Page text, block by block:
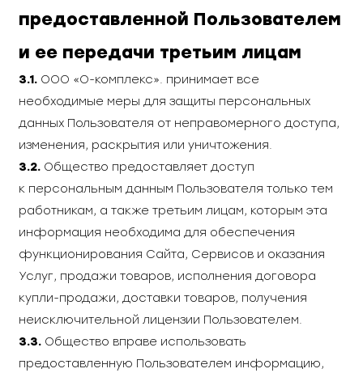
предоставленной Пользователем
и ее передачи третьим лицам
3.1. ООО «О-комплекс». принимает все
необходимые меры для защиты персональных
данных Пользователя от неправомерного доступа,
изменения, раскрытия или уничтожения.
3.2. Общество предоставляет доступ
к персональным данным Пользователя только тем
работникам, а также третьим лицам, которым эта
информация необходима для обеспечения
функционирования Сайта, Сервисов и оказания
Услуг, продажи товаров, исполнения договора
купли-продажи, доставки товаров, получения
неисключительной лицензии Пользователем.
3.3. Общество вправе использовать
предоставленную Пользователем информацию,